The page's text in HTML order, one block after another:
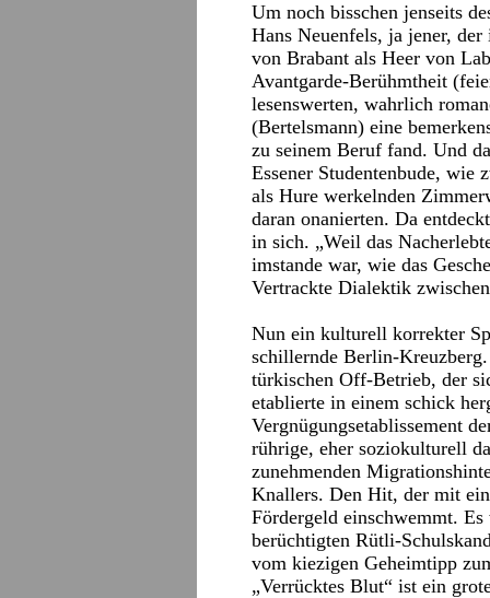
Um noch bisschen jenseits
Hans Neuenfels, ja jener,
von Brabant als Heer von
Avantgarde-Berühmtheit
lesenswerten, wahrlich
(Bertelsmann) eine
zu seinem Beruf fand. Und
Essener Studentenbude, wie
als Hure werkelnden
daran onanierten. Da
in sich. „Weil das
imstande war, wie das
Vertrackte Dialektik
Nun ein kulturell korrekter
schillernde Berlin-
türkischen Off-Betrieb, der
etablierte in einem schick
Vergnügungsetablissement
rührige, eher soziokulturell
zunehmenden
Knallers. Den Hit, der mit
Fördergeld einschwemmt.
berüchtigten Rütli-
vom kiezigen Geheimtipp
„Verrücktes Blut“ ist ein